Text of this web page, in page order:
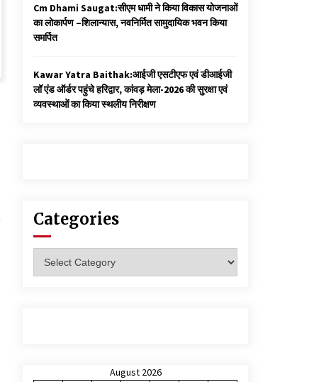
Cm Dhami Saugat:सीएम धामी ने किया विकास योजनाओं
का लोकार्पण –शिलान्यास, नवनिर्मित सामुदायिक भवन किया
समर्पित
Kawar Yatra Baithak:आईजी एसटीएफ एवं डीआईजी
लॉ एंड ऑर्डर पहुंचे हरिद्वार, कांवड़ मेला-2026 की सुरक्षा एवं
व्यवस्थाओं का किया स्थलीय निरीक्षण
Categories
August 2026